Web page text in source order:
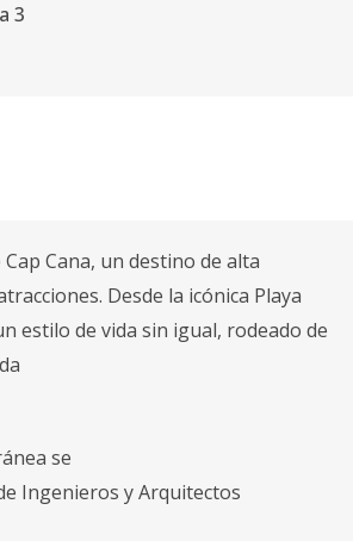
3
Cana, un destino de alta
Desde la icónica Playa
estilo de vida sin igual, rodeado de
se
Ingenieros y Arquitectos